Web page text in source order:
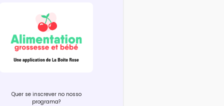
Quer se inscrever no nosso
programa?